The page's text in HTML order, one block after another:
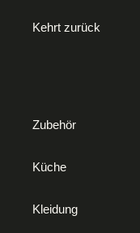
Kehrt zurück
Zubehör
Küche
Kleidung